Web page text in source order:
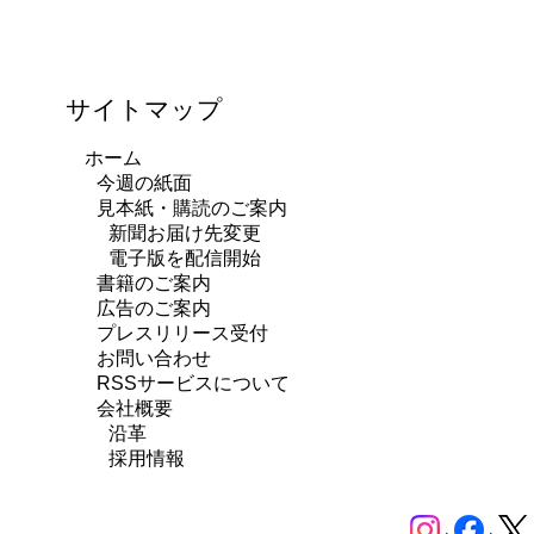
サイトマップ
ホーム
今週の紙面
見本紙・購読のご案内
新聞お届け先変更
電子版を配信開始
書籍のご案内
広告のご案内
プレスリリース受付
お問い合わせ
RSSサービスについて
会社概要
沿革
採用情報